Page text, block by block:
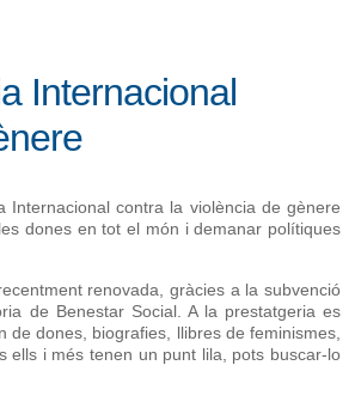
Internacional
contra la violència de gènere
dones en tot el món i demanar polítiques
renovada, gràcies a la subvenció
de Benestar Social. A la prestatgeria es
dones, biografies, llibres de feminismes,
i més tenen un punt lila, pots buscar-lo